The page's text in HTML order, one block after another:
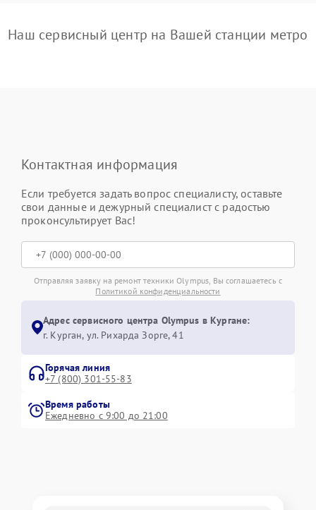
Наш сервисный центр на Вашей станции метро
Контактная информация
Если требуется задать вопрос специалисту, оставьте
свои данные и дежурный специалист с радостью
проконсультирует Вас!
Отправляя заявку на ремонт техники Olympus, Вы соглашаетесь с
Политикой конфиденциальности
Адрес сервисного центра Olympus в Кургане:
г. Курган, ул. Рихарда Зорге, 41
Горячая линия
+7 (800) 301-55-83
Время работы
Ежедневно с 9:00 до 21:00